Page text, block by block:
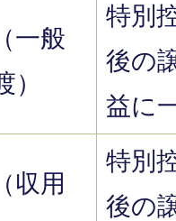
一般
）
特別
後の
益に
収用
特別
後の